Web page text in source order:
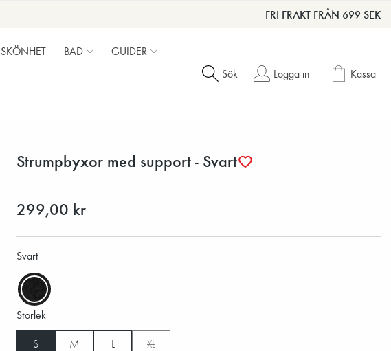
FRI FRAKT FRÅN 699 SEK
SKÖNHET BAD GUIDER
Sök Logga in Kassa
Strumpbyxor med support - Svart
299,00 kr
Svart
Storlek
S M L XL